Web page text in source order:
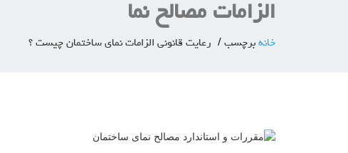
الزامات مصالح نما
خانه برچسب رعایت قانونی الزامات نمای ساختمان چیست ؟